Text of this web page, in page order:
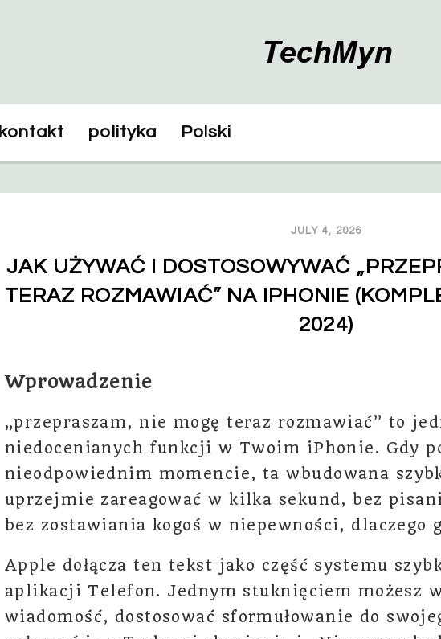
kontakt polityka Polski
JULY 4, 2026
JAK UŻYWAĆ I DOSTOSOWYWAĆ
TERAZ ROZMAWIAĆ” NA IPHONIE
2024)
Wprowadzenie
„przepraszam, nie mogę teraz rozmawiać” to
niedocenianych funkcji w Twoim iPhonie. Gdy
nieodpowiednim momencie, ta wbudowana
uprzejmie zareagować w kilka sekund, bez
bez zostawiania kogoś w niepewności, dlaczego
Apple dołącza ten tekst jako część systemu
aplikacji Telefon. Jednym stuknięciem możesz
wiadomość, dostosować sformułowanie do